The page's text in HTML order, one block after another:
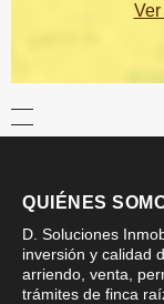
QUIÉNES
D. Soluciones
inversión y calidad
arriendo, venta,
trámites de finca